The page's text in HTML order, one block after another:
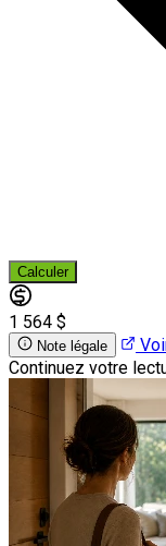
Calculer
1 564 $
Note légale
Continuez votre